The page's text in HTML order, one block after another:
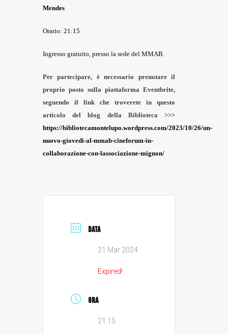
Mendes
Orario: 21:15
Ingresso gratuito, presso la sede del MMAB.
Per partecipare, è necessario prenotare il
proprio posto sulla piattaforma Eventbrite,
seguendo il link che troverete in questo
articolo del blog della Biblioteca >>>
https://bibliotecamontelupo.wordpress.com/2023/10/26/un-
nuovo-giovedi-al-mmab-cineforum-in-
collaborazione-con-lassociazione-mignon/
DATA
21 Mar 2024
Expired!
ORA
21:15